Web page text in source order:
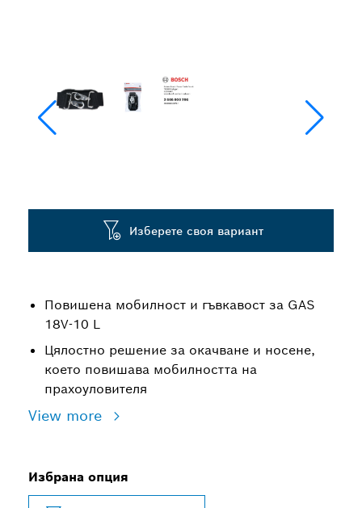
Повишена мобилност и гъвкавост за GAS
18V-10 L
Цялостно решение за окачване и носене,
което повишава мобилността на
прахоуловителя
View more
Изберете своя вариант
Избрана опция